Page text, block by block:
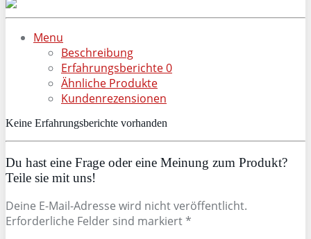
Menu
Beschreibung
Erfahrungsberichte0
Ähnliche Produkte
Kundenrezensionen
Keine Erfahrungsberichte vorhanden
Du hast eine Frage oder eine Meinung zum Produkt?
Teile sie mit uns!
Deine E-Mail-Adresse wird nicht veröffentlicht.
Erforderliche Felder sind markiert *